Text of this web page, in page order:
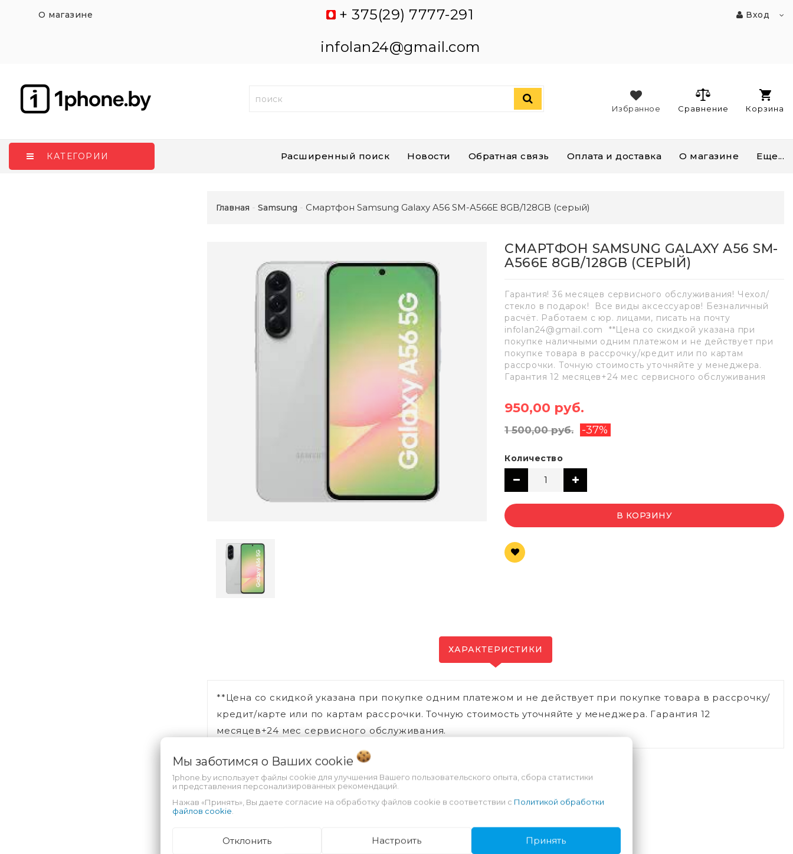
О магазине
+ 375(29) 7777-291
infolan24@gmail.com
Вход
Корзина
Сравнение
Избранное
КАТЕГОРИИ Расширенный поиск Новости Обратная связь Оплата и доставка О магазине Еще...
Главная Samsung Смартфон Samsung Galaxy A56 SM-A566E 8GB/128GB (серый)
СМАРТФОН SAMSUNG GALAXY A56 SM-
A566E 8GB/128GB (СЕРЫЙ)
Гарантия! 36 месяцев сервисного обслуживания! Чехол/
стекло в подарок! Все виды аксессуаров! Безналичный
расчёт. Работаем с юр. лицами, писать на почту
infolan24@gmail.com **Цена со скидкой указана при
покупке наличными одним платежом и не действует при
покупке товара в рассрочку/кредит или по картам
рассрочки. Точную стоимость уточняйте у менеджера.
Гарантия 12 месяцев+24 мес сервисного обслуживания
950,00 руб.
1 500,00 руб. -37%
Количество
В КОРЗИНУ
ХАРАКТЕРИСТИКИ
**Цена со скидкой указана при покупке одним платежом и не действует при покупке товара в рассрочку/
кредит/карте или по картам рассрочки. Точную стоимость уточняйте у менеджера. Гарантия 12
месяцев+24 мес сервисного обслуживания.
Мы заботимся о Ваших cookie
1phone.by использует файлы cookie для улучшения Вашего пользовательского опыта, сбора статистики
и представления персонализированных рекомендаций.
Нажав «Принять», Вы даете согласие на обработку файлов cookie в соответствии с Политикой обработки
файлов cookie
Отклонить Настроить Принять